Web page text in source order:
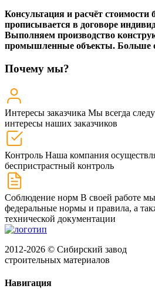
Консультация и расчёт стоимости
прописывается в договоре
Выполняем производство
промышленные объекты. Больше
Почему мы?
Интересы заказчика Мы всегда
интересы наших заказчиков
Контроль Наша компания
беспристрастный контроль
Соблюдение норм В своей работе
федеральные нормы и правила, а
технической документации
2012-2026 © Сибирский завод
строительных материалов
Навигация